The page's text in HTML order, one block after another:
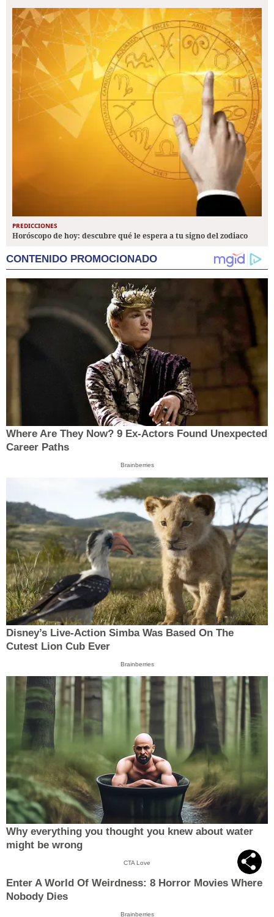
PREDICCIONES
Horóscopo de hoy: descubre qué le espera a tu signo del zodiaco
CONTENIDO PROMOCIONADO
Where Are They Now? 9 Ex-Actors Found Unexpected
Career Paths
Brainberries
Disney’s Live-Action Simba Was Based On The
Cutest Lion Cub Ever
Brainberries
Why everything you thought you knew about water
might be wrong
CTA Love
Enter A World Of Weirdness: 8 Horror Movies Where
Nobody Dies
Brainberries